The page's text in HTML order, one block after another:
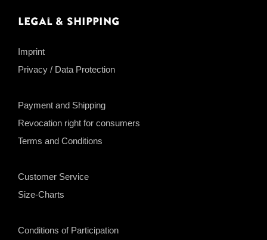
Legal & Shipping
Imprint
Privacy / Data Protection
Payment and Shipping
Revocation right for consumers
Terms and Conditions
Customer Service
Size-Charts
Conditions of Participation